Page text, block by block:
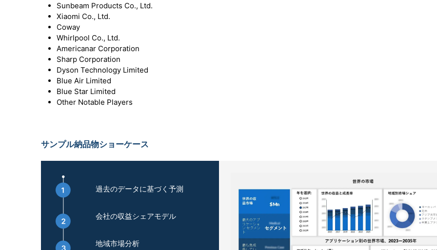
Sunbeam Products Co., Ltd.
Xiaomi Co., Ltd.
Coway
Whirlpool Co., Ltd.
Americanar Corporation
Sharp Corporation
Dyson Technology Limited
Blue Air Limited
Blue Star Limited
Other Notable Players
サンプル納品物ショーケース
過去のデータに基づく予測
会社の収益シェアモデル
地域市場分析